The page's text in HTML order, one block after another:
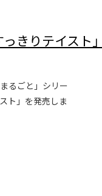
きりテイスト
るごと」シリー
ト」を発売しま